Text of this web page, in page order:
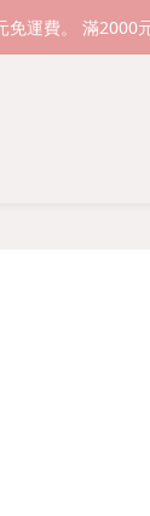
物金100元，登入
免運費。 滿2000
物金100元，登入